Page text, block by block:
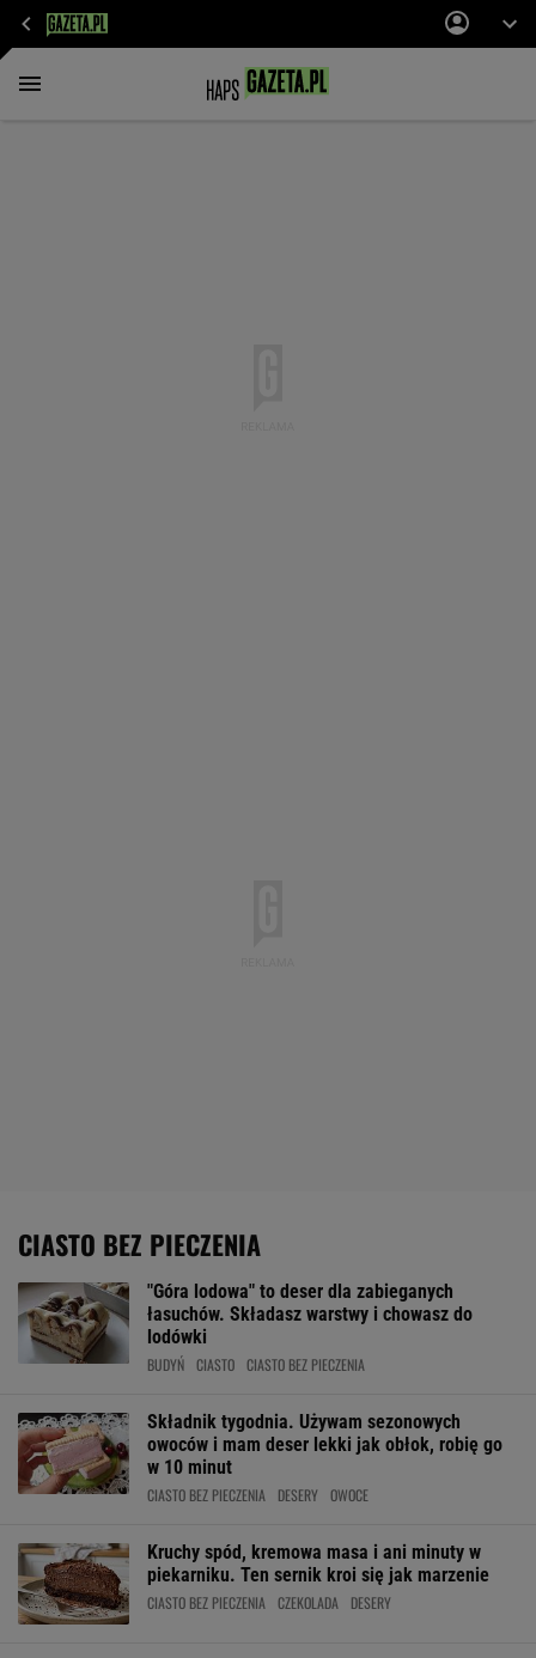
CIASTO BEZ PIECZENIA
"Góra lodowa" to deser dla zabieganych
łasuchów. Składasz warstwy i chowasz do
lodówki
BUDYŃ CIASTO CIASTO BEZ PIECZENIA
Składnik tygodnia. Używam sezonowych
owoców i mam deser lekki jak obłok, robię go
w 10 minut
CIASTO BEZ PIECZENIA DESERY OWOCE
Kruchy spód, kremowa masa i ani minuty w
piekarniku. Ten sernik kroi się jak marzenie
CIASTO BEZ PIECZENIA CZEKOLADA DESERY